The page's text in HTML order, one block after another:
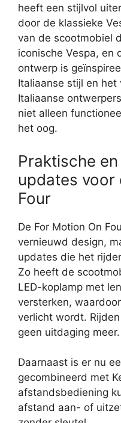
heeft een stijlvol
door de klassieke
van de scootmobiel
iconische Vespa, en
ontwerp is
Italiaanse stijl en het
Italiaanse
niet alleen
het oog.
Praktische
updates voor
Four
De For Motion On
vernieuwd design,
updates die het
Zo heeft de
LED-koplamp met
versterken,
verlicht wordt.
geen uitdaging meer.
Daarnaast is er nu
gecombineerd met
afstandsbediening
afstand aan- of